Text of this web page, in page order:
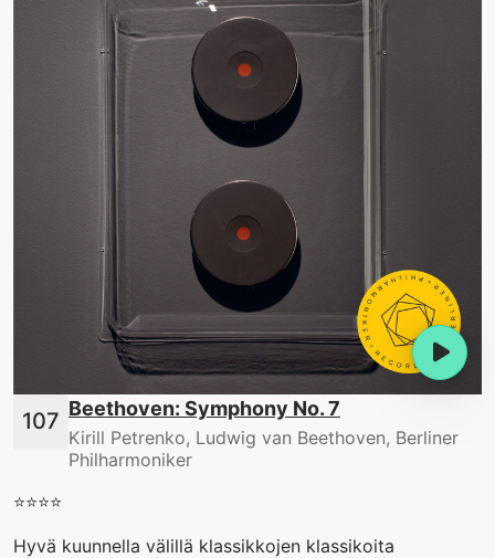
Beethoven: Symphony No. 7
Kirill Petrenko, Ludwig van Beethoven, Berliner
Philharmoniker
⭐️⭐️⭐️⭐️
Hyvä kuunnella välillä klassikkojen klassikoita